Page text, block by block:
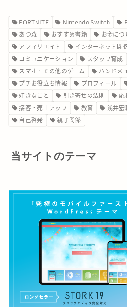
FORTNITE Nintendo Switch
あつ森
おすすめ書籍 お金につ
アフィリエイト
インターネット関
コミュニケーション
スタッフ育成
スマホ・その他のゲーム
ハンドメ
プチお役立ち情報
プロフィール
好きなこと
引き寄せの法則
応
接客・売上アップ
教育 浅井宏
自己啓発
親子関係
当サイトのテーマ